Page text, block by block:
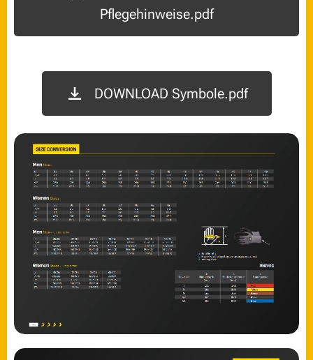
Pflegehinweise.pdf
DOWNLOAD Symbole.pdf